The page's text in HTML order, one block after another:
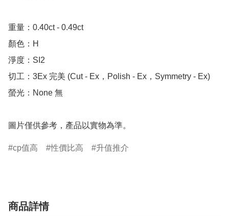
重量：0.40ct - 0.49ct
顏色：H
淨度：SI2
切工：3Ex 完美 (Cut - Ex，Polish - Ex，Symmetry - Ex)
螢光：None 無
圖片僅供參考，產品以實物為準。
cp值高 性價比高 升值推介
商品詳情